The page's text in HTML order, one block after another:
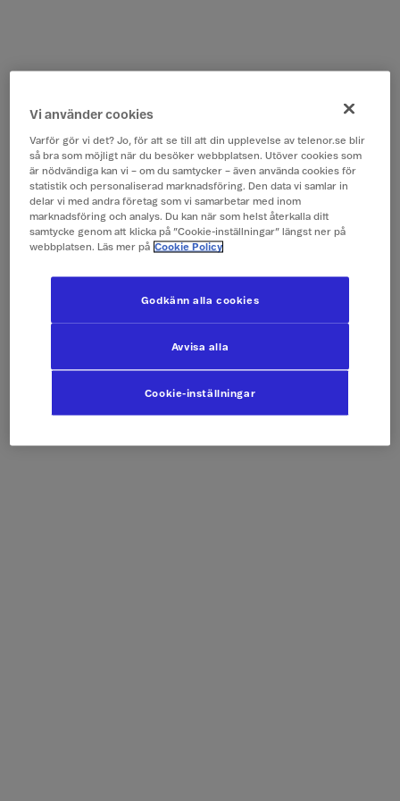
Vi använder cookies
Varför gör vi det? Jo, för att se till att din upplevelse av telenor.se blir
så bra som möjligt när du besöker webbplatsen. Utöver cookies som
är nödvändiga kan vi – om du samtycker – även använda cookies för
statistik och personaliserad marknadsföring. Den data vi samlar in
delar vi med andra företag som vi samarbetar med inom
marknadsföring och analys. Du kan när som helst återkalla ditt
samtycke genom att klicka på ”Cookie-inställningar” längst ner på
webbplatsen. Läs mer på Cookie Policy
Cookie-inställningar
Avvisa alla
Godkänn alla cookies